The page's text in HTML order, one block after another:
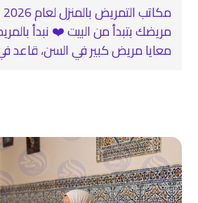
مريضك بتبدأ من البيت ❤️ نبدأ
معايا مريض كبير في السن، قاعد